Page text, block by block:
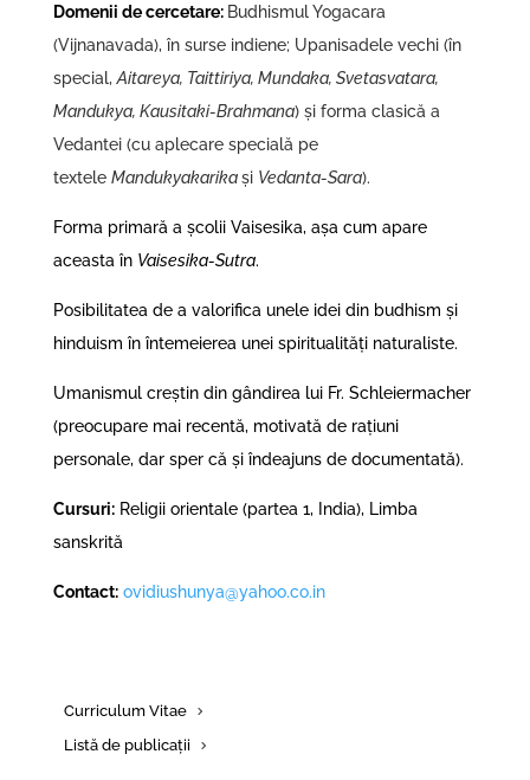
Domenii de cercetare: Budhismul Yogacara
(Vijnanavada), în surse indiene; Upanisadele vechi (în
special,Aitareya, Taittiriya, Mundaka, Svetasvatara,
Mandukya, Kausitaki-Brahmana) și forma clasică a
Vedantei (cu aplecare specială pe
textele Mandukyakarikași Vedanta-Sara).
Forma primară a școlii Vaisesika, așa cum apare
aceasta în Vaisesika-Sutra.
Posibilitatea de a valorifica unele idei din budhism și
hinduism în întemeierea unei spiritualități naturaliste.
Umanismul creștin din gândirea lui Fr. Schleiermacher
(preocupare mai recentă, motivată de rațiuni
personale, dar sper că și îndeajuns de documentată).
Cursuri:Religii orientale (partea 1, India), Limba
sanskrită
Contact: ovidiushunya@yahoo.co.in
Curriculum Vitae
Listă de publicații